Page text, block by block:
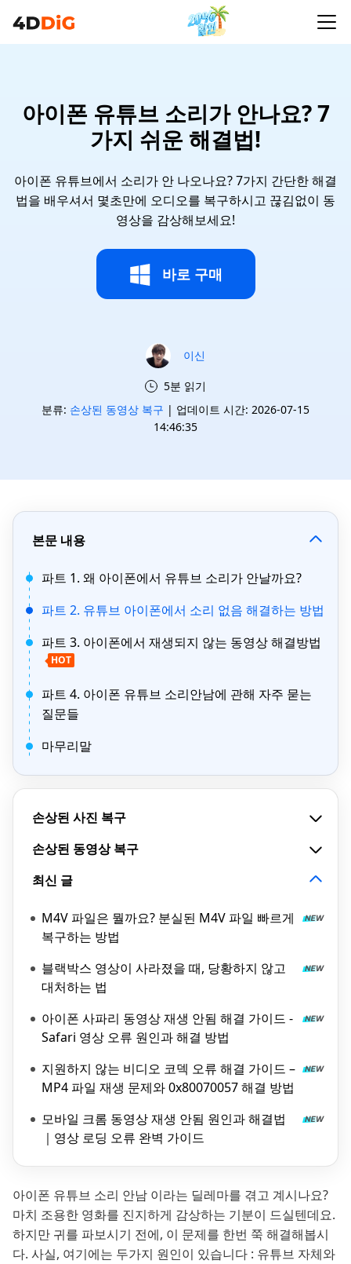
아이폰 유튜브 소리가 안나요? 7
가지 쉬운 해결법!
아이폰 유튜브에서 소리가 안 나오나요? 7가지 간단한 해결
법을 배우셔서 몇초만에 오디오를 복구하시고 끊김없이 동
영상을 감상해보세요!
바로 구매
이신
5분 읽기
분류: 손상된 동영상 복구 | 업데이트 시간: 2026-07-15
14:46:35
본문 내용
파트 1. 왜 아이폰에서 유튜브 소리가 안날까요?
파트 2. 유튜브 아이폰에서 소리 없음 해결하는 방법
파트 3. 아이폰에서 재생되지 않는 동영상 해결방법
HOT
파트 4. 아이폰 유튜브 소리안남에 관해 자주 묻는
질문들
마무리말
손상된 사진 복구
손상된 동영상 복구
최신 글
M4V 파일은 뭘까요? 분실된 M4V 파일 빠르게
복구하는 방법
블랙박스 영상이 사라졌을 때, 당황하지 않고
대처하는 법
아이폰 사파리 동영상 재생 안됨 해결 가이드 -
Safari 영상 오류 원인과 해결 방법
지원하지 않는 비디오 코덱 오류 해결 가이드 –
MP4 파일 재생 문제와 0x80070057 해결 방법
모바일 크롬 동영상 재생 안됨 원인과 해결법
｜영상 로딩 오류 완벽 가이드
아이폰 유튜브 소리 안남 이라는 딜레마를 겪고 계시나요?
마치 조용한 영화를 진지하게 감상하는 기분이 드실텐데요.
하지만 귀를 파보시기 전에, 이 문제를 한번 쭉 해결해봅시
다. 사실, 여기에는 두가지 원인이 있습니다 : 유튜브 자체와